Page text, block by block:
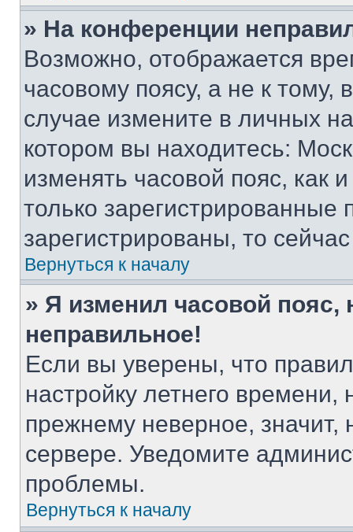
» На конференции
Возможно, отображается
часовому поясу, а не к тому,
случае измените в личных
котором вы находитесь:
изменять часовой пояс, как
только
зарегистрированы, то
Вернуться к началу
» Я изменил часовой пояс,
неправильное!
Если вы уверены, что
настройку летнего
прежнему неверное, значит,
сервере. Уведомите
проблемы.
Вернуться к началу